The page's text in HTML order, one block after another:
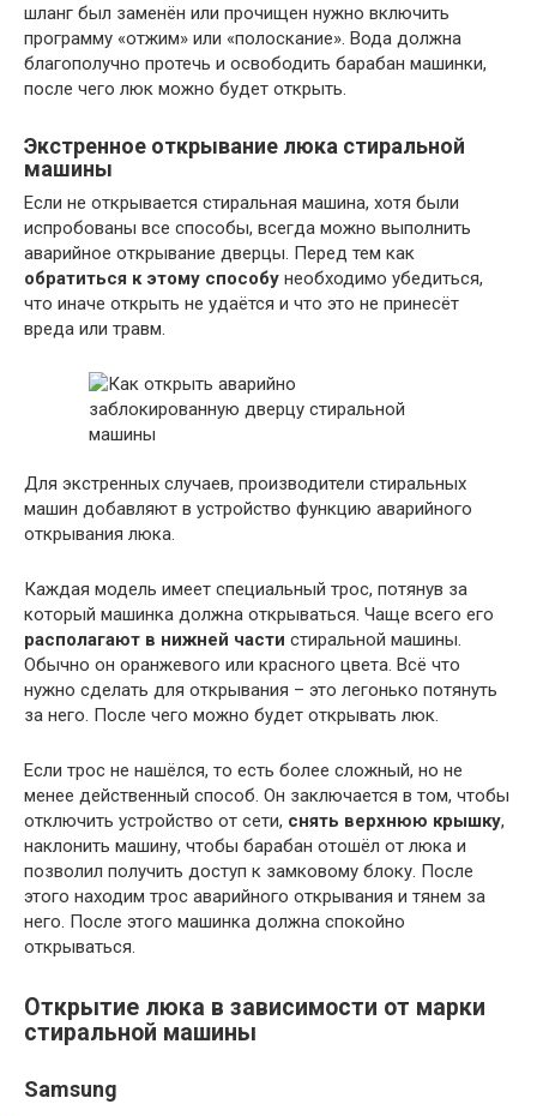
шланг был заменён или прочищен нужно включить
программу «отжим» или «полоскание». Вода должна
благополучно протечь и освободить барабан машинки,
после чего люк можно будет открыть.
Экстренное открывание люка стиральной
машины
Если не открывается стиральная машина, хотя были
испробованы все способы, всегда можно выполнить
аварийное открывание дверцы. Перед тем как
обратиться к этому способу необходимо убедиться,
что иначе открыть не удаётся и что это не принесёт
вреда или травм.
Для экстренных случаев, производители стиральных
машин добавляют в устройство функцию аварийного
открывания люка.
Каждая модель имеет специальный трос, потянув за
который машинка должна открываться. Чаще всего его
располагают в нижней части стиральной машины.
Обычно он оранжевого или красного цвета. Всё что
нужно сделать для открывания – это легонько потянуть
за него. После чего можно будет открывать люк.
Если трос не нашёлся, то есть более сложный, но не
менее действенный способ. Он заключается в том, чтобы
отключить устройство от сети, снять верхнюю крышку,
наклонить машину, чтобы барабан отошёл от люка и
позволил получить доступ к замковому блоку. После
этого находим трос аварийного открывания и тянем за
него. После этого машинка должна спокойно
открываться.
Открытие люка в зависимости от марки
стиральной машины
Samsung